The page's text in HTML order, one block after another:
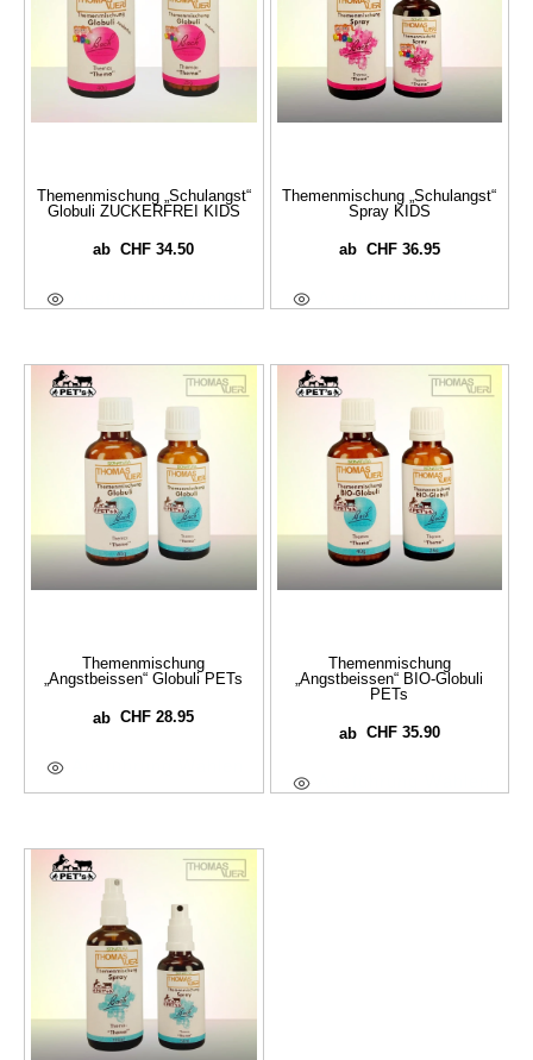
Themenmischung „Schulangst“
Globuli ZUCKERFREI KIDS
abCHF 34.50
Themenmischung „Schulangst“
Spray KIDS
ab CHF36.95
Themenmischung
„Angstbeissen“ Globuli PETs
abCHF 28.95
Themenmischung
„Angstbeissen“ BIO-Globuli
PETs
ab CHF35.90